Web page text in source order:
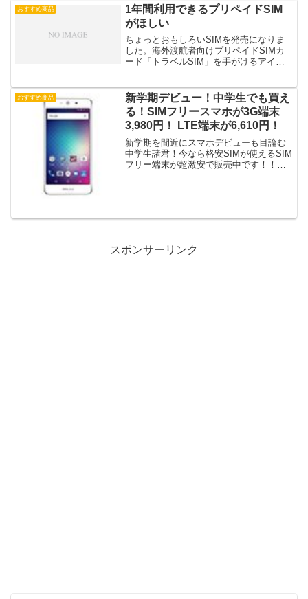
{"mat":"25...
おすすめ商品
1年間利用できるプリペイドSIM
がほしい
ちょっとおもしろいSIMを発売になりま
した。海外渡航者向けプリペイドSIMカ
ード「トラベルSIM」を手がけるアイツ
インターネットメッセージアプリに関連
する通信が最大...
おすすめ商品
新学期デビュー！中学生でも買え
る！SIMフリースマホが3G端末
3,980円！ LTE端末が6,610円！
新学期を間近にスマホデビューも目論む
中学生諸君！今なら格安SIMが使えるSIM
フリー端末が超激安で販売中です！！も
スポンサーリンク